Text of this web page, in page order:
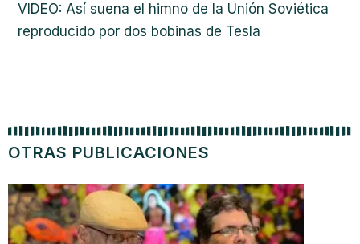
VIDEO: Así suena el himno de la Unión Soviética
reproducido por dos bobinas de Tesla
OTRAS PUBLICACIONES